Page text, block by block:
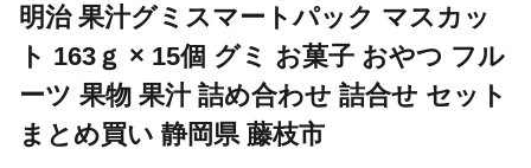
明治 果汁グミスマートパック マスカッ
ト 163ｇ × 15個 グミ お菓子 おやつ フル
ーツ 果物 果汁 詰め合わせ 詰合せ セット
まとめ買い 静岡県 藤枝市